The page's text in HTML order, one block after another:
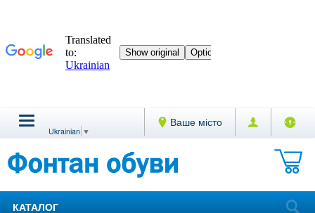
Ваше місто
Ukrainian ▼
КАТАЛОГ